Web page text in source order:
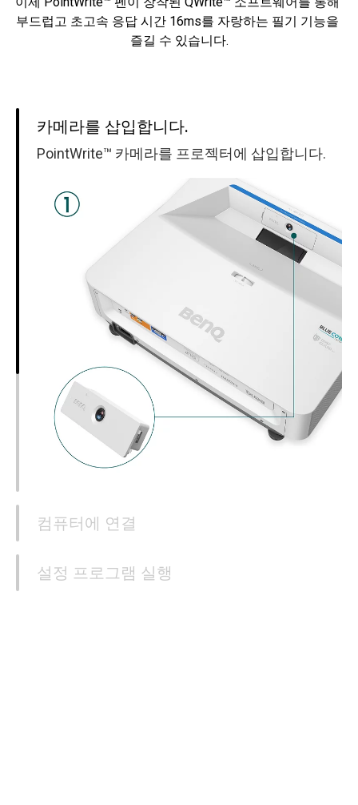
부드럽고 초고속 응답 시간 16ms를 자랑하는 필기 기능을
즐길 수 있습니다.
카메라를 삽입합니다.
PointWrite™ 카메라를 프로젝터에 삽입합니다.
컴퓨터에 연결
설정 프로그램 실행